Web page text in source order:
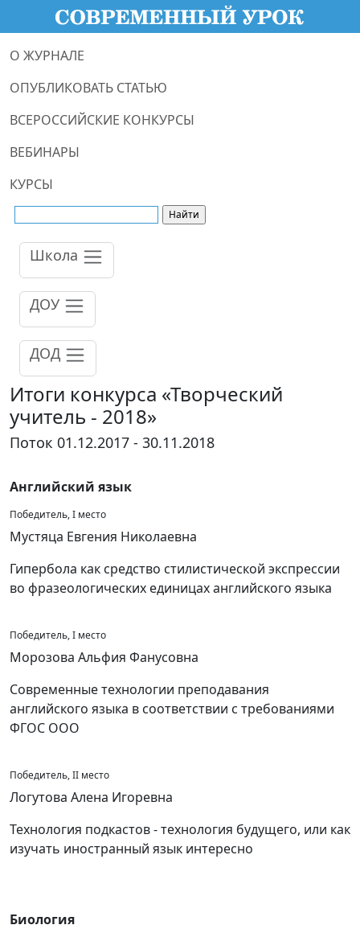
О ЖУРНАЛЕ
ОПУБЛИКОВАТЬ СТАТЬЮ
ВСЕРОССИЙСКИЕ КОНКУРСЫ
ВЕБИНАРЫ
КУРСЫ
Школа
ДОУ
ДОД
Итоги конкурса «Творческий
учитель - 2018»
Поток 01.12.2017 - 30.11.2018
Английский язык
Победитель, I место
Мустяца Евгения Николаевна
Гипербола как средство стилистической экспрессии
во фразеологических единицах английского языка
Победитель, I место
Морозова Альфия Фанусовна
Современные технологии преподавания
английского языка в соответствии с требованиями
ФГОС ООО
Победитель, II место
Логутова Алена Игоревна
Технология подкастов - технология будущего, или как
изучать иностранный язык интересно
Биология